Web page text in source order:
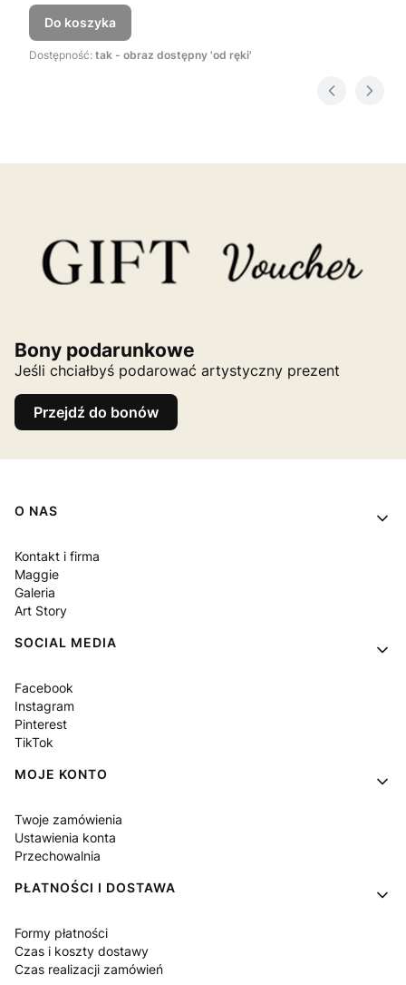
Do koszyka
Dostępność: tak - obraz dostępny 'od ręki'
Bony podarunkowe
Jeśli chciałbyś podarować artystyczny prezent
Przejdź do bonów
Linki w stopce
O NAS
Kontakt i firma
Maggie
Galeria
Art Story
SOCIAL MEDIA
Facebook
Instagram
Pinterest
TikTok
MOJE KONTO
Twoje zamówienia
Ustawienia konta
Przechowalnia
PŁATNOŚCI I DOSTAWA
Formy płatności
Czas i koszty dostawy
Czas realizacji zamówień